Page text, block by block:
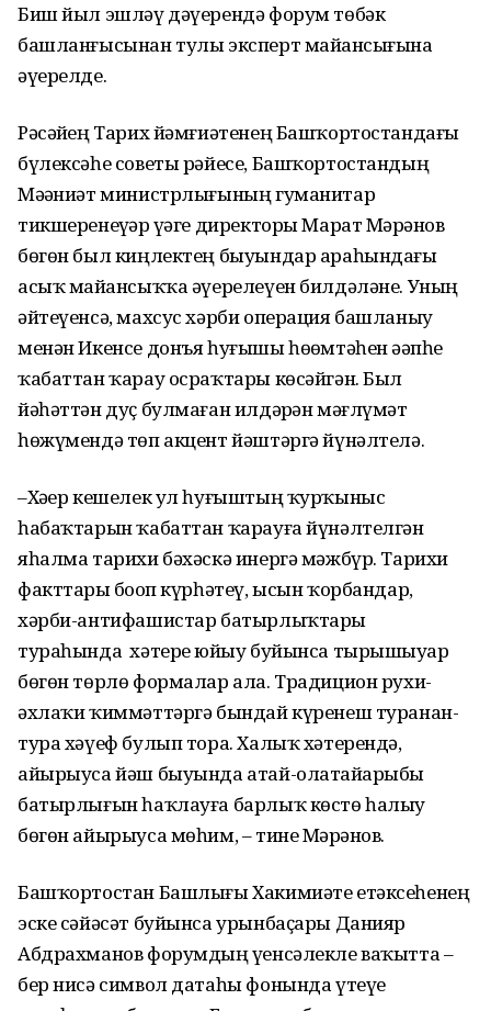
Биш йыл эшләү дәүерендә форум төбәк
башланғысынан тулы эксперт майҙансығына
әүерелде.
Рәсәйҙең Тарих йәмғиәтенең Башҡортостандағы
бүлексәһе советы рәйесе, Башҡортостандың
Мәҙәниәт министрлығының гуманитар
тикшеренеүҙәр үҙәге директоры Марат Мәрҙәнов
бөгөн был киңлектең быуындар араһындағы
асыҡ майҙансыҡҡа әүерелеүен билдәләне. Уның
әйтеүенсә, махсус хәрби операция башланыу
менән Икенсе донъя һуғышы һөҙөмтәһен әҙәпһеҙ
ҡабаттан ҡарау осраҡтары көсәйгән. Был
йәһәттән дуҫ булмаған илдәрҙән мәғлүмәт
һөжүмендә төп акцент йәштәргә йүнәлтелә.
–Хәҙер кешелек ул һуғыштың ҡурҡыныс
һабаҡтарын ҡабаттан ҡарауға йүнәлтелгән
яһалма тарихи бәхәскә инергә мәжбүр. Тарихи
факттарҙы боҙоп күрһәтеү, ысын ҡорбандар,
хәрби-антифашистар батырлыҡтары
тураһында хәтерҙе юйыу буйынса тырышыуҙар
бөгөн төрлө формалар ала. Традицион рухи-
әхлаҡи ҡиммәттәргә бындай күренеш туранан-
тура хәүеф булып тора. Халыҡ хәтерендә,
айырыуса йәш быуында атай-олатайҙарыбыҙ
батырлығын һаҡлауға барлыҡ көстө һалыу
бөгөн айырыуса мөһим, – тине Мәрҙәнов.
Башҡортостан Башлығы Хакимиәте етәксеһенең
эске сәйәсәт буйынса урынбаҫары Данияр
Абдрахманов форумдың үҙенсәлекле ваҡытта –
бер нисә символ датаһы фонында үтеүе